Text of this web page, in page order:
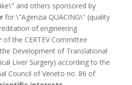
and others sponsored by
for \"Agenzia QUACING\" (quality
of engineering
of the CERTEV Committee
Development of Translational
Liver Surgery) according to the
Council of Veneto no. 86 of